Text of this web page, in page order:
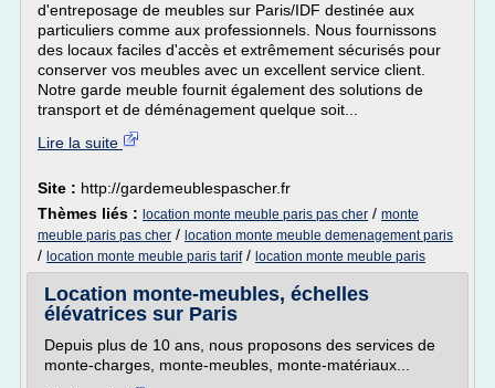
d'entreposage de meubles sur Paris/IDF destinée aux
particuliers comme aux professionnels. Nous fournissons
des locaux faciles d'accès et extrêmement sécurisés pour
conserver vos meubles avec un excellent service client.
Notre garde meuble fournit également des solutions de
transport et de déménagement quelque soit...
Lire la suite
Site : http://gardemeublespascher.fr
Thèmes liés : location monte meuble paris pas cher / monte
meuble paris pas cher / location monte meuble demenagement paris
/ location monte meuble paris tarif/ location monte meuble paris
Location monte-meubles, échelles
élévatrices sur Paris
Depuis plus de 10 ans, nous proposons des services de
monte-charges, monte-meubles, monte-matériaux...